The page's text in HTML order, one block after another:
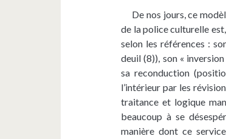
De nos jours, ce
de la police culturelle
selon les références :
deuil (8)), son «
sa reconduction
l’intérieur par les
traitance et logique
beaucoup à se
manière dont ce